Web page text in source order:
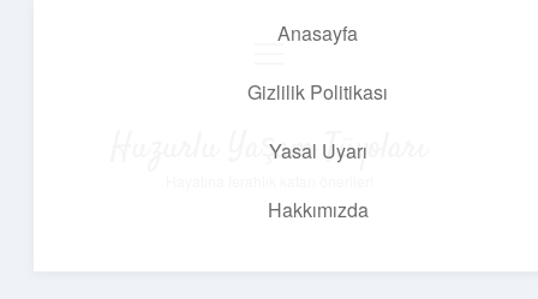
Anasayfa
Gizlilik Politikası
Yasal Uyarı
Hakkımızda
Huzurlu Yaşam Tüyoları